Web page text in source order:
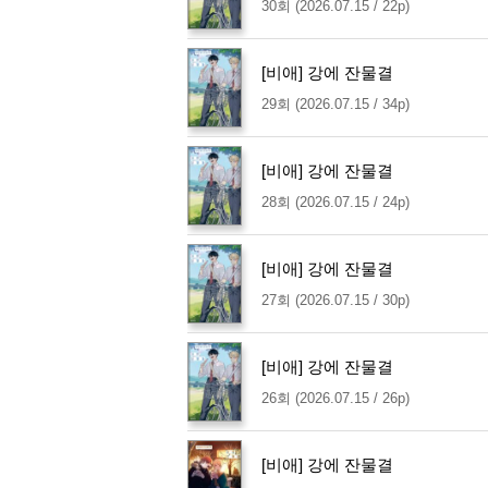
30회 (2026.07.15 / 22p)
[비애] 강에 잔물결
29회 (2026.07.15 / 34p)
[비애] 강에 잔물결
28회 (2026.07.15 / 24p)
[비애] 강에 잔물결
27회 (2026.07.15 / 30p)
[비애] 강에 잔물결
26회 (2026.07.15 / 26p)
[비애] 강에 잔물결